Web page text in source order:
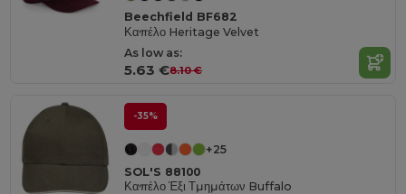
Beechfield BF682
Καπέλο Heritage Velvet
As low as:
5.63 €8.10 €
-35%
+25
SOL'S 88100
Καπέλο Έξι Τμημάτων Buffalo